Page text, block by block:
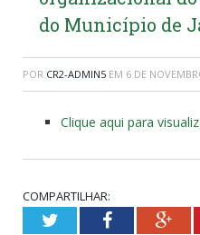
do Município de
POR CR2-ADMIN5 EM 6 DE
Clique aqui para
COMPARTILHAR:
TwitterFacebook